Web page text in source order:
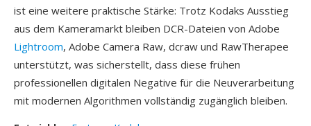
ist eine weitere praktische Stärke: Trotz Kodaks Ausstieg
aus dem Kameramarkt bleiben DCR-Dateien von Adobe
Lightroom, Adobe Camera Raw, dcraw und RawTherapee
unterstützt, was sicherstellt, dass diese frühen
professionellen digitalen Negative für die Neuverarbeitung
mit modernen Algorithmen vollständig zugänglich bleiben.